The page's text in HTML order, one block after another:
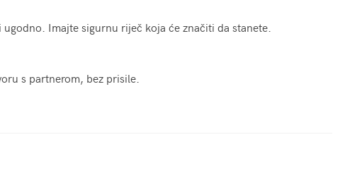
Imajte sigurnu riječ koja će značiti da stanete.
s partnerom, bez prisile.